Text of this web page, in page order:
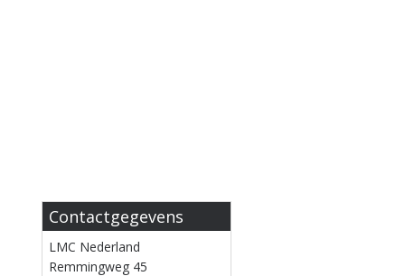
Contactgegevens
LMC Nederland
Remmingweg 45